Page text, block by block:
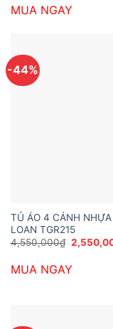
MUA NGAY
-44%
TỦ ÁO 4 CÁNH
LOAN TGR215
4,550,000₫ Giá
gốc
MUA NGAY